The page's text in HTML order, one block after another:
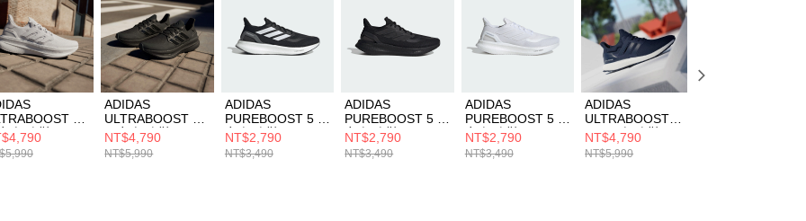
5
慢跑鞋
ADIDAS
ULTRABOOST 5
男女 慢跑鞋
ID8812
NT$4,790
NT$5,990
ADIDAS
PUREBOOST 5 男
女 慢跑鞋 IF9191
NT$2,790
NT$3,490
ADIDAS
PUREBOOST 5 男
女 慢跑鞋 ID1158
NT$2,790
NT$3,490
ADIDAS
PUREBOOST 5 男
女 慢跑鞋 ID3618
NT$2,790
NT$3,490
ADIDAS
ULTRABOOST
1.0 男 慢跑鞋
ID5935
NT$4,790
NT$5,990